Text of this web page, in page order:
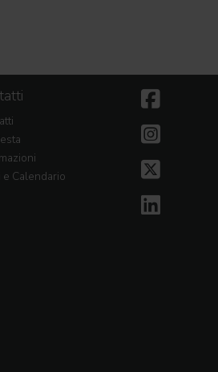
e Calendario